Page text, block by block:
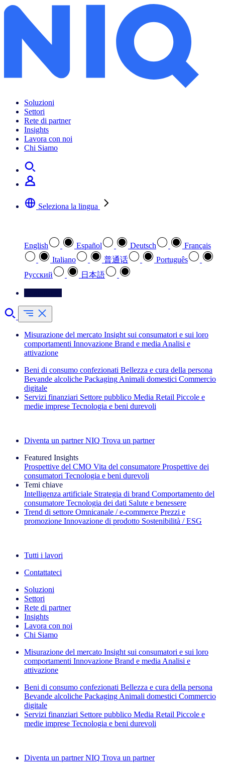
Soluzioni
Settori
Rete di partner
Insights
Lavora con noi
Chi Siamo
Seleziona la lingua
English Español Deutsch
Français
Italiano
普通话
Português
Pусский
日本語
Misurazione del mercato Insight sui consumatori e sui loro
comportamenti Innovazione Brand e media Analisi e
attivazione
Beni di consumo confezionati Bellezza e cura della persona
Bevande alcoliche Packaging Animali domestici Commercio
digitale
Servizi finanziari Settore pubblico Media Retail Piccole e
medie imprese Tecnologia e beni durevoli
Diventa un partner NIQ Trova un partner
Featured Insights
Prospettive del CMO Vita del consumatore Prospettive dei
consumatori Tecnologia e beni durevoli
Temi chiave
Intelligenza artificiale Strategia di brand Comportamento del
consumatore Tecnologia dei dati Salute e benessere
Trend di settore Omnicanale / e‑commerce Prezzi e
promozione Innovazione di prodotto Sostenibilità / ESG
Tutti i lavori
Contattateci
Soluzioni
Settori
Rete di partner
Insights
Lavora con noi
Chi Siamo
Misurazione del mercato Insight sui consumatori e sui loro
comportamenti Innovazione Brand e media Analisi e
attivazione
Beni di consumo confezionati Bellezza e cura della persona
Bevande alcoliche Packaging Animali domestici Commercio
digitale
Servizi finanziari Settore pubblico Media Retail Piccole e
medie imprese Tecnologia e beni durevoli
Diventa un partner NIQ Trova un partner